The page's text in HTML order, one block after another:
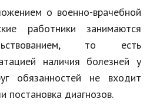
о военно-врачебной
работники занимаются
то есть
наличия болезней у
обязанностей не входит
постановка диагнозов.